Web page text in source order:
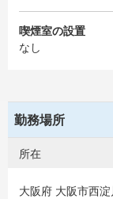
喫煙室の設置
なし
勤務場所
所在
大阪府 大阪市西淀